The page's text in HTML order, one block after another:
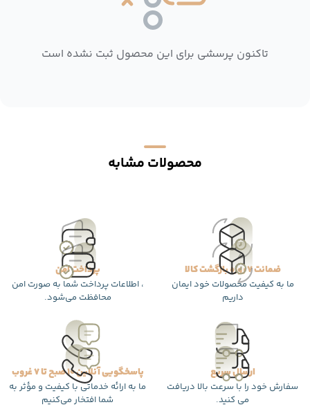
تاکنون پرسشی برای این محصول ثبت نشده است
محصولات مشابه
ضمانت 7 روزه بازگشت کالا
ما به کیفیت محصولات خود ایمان
داریم
پرداخت امن
، اطلاعات پرداخت شما به صورت امن
محافظت می‌شود.
ارسال سریع
سفارش خود را با سرعت بالا دریافت
می کنید.
پاسخگویی آنلاین 10 صبح تا 7 غروب
ما به ارائه خدماتی با کیفیت و مؤثر به
شما افتخار می‌کنیم